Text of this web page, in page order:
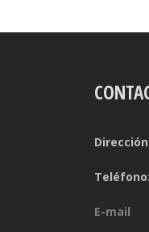
Dirección
Teléfono
E-mail